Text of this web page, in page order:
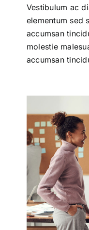
Vestibulum ac
elementum sed
accumsan
molestie
accumsan